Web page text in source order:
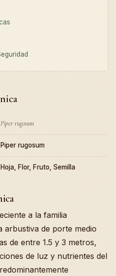
Piper rugosum
Piper rugosum
Hoja, Flor, Fruto, Semilla
a la familia
arbustiva de porte medio
de entre 1.5 y 3 metros,
de luz y nutrientes del